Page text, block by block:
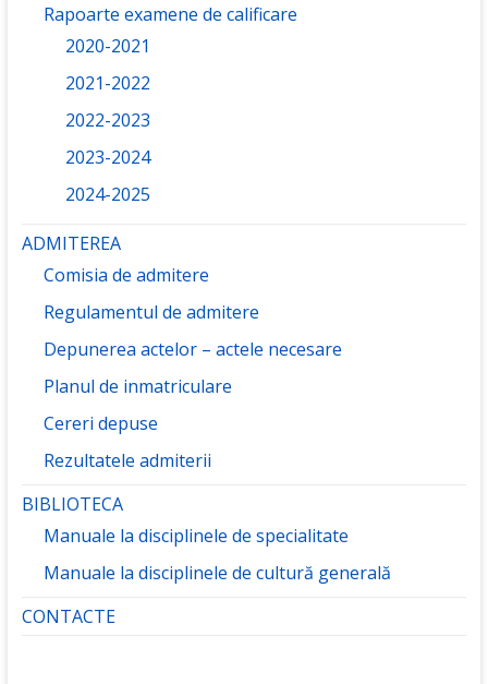
Rapoarte examene de calificare
2020-2021
2021-2022
2022-2023
2023-2024
2024-2025
ADMITEREA
Comisia de admitere
Regulamentul de admitere
Depunerea actelor – actele necesare
Planul de inmatriculare
Cereri depuse
Rezultatele admiterii
BIBLIOTECA
Manuale la disciplinele de specialitate
Manuale la disciplinele de cultură generală
CONTACTE